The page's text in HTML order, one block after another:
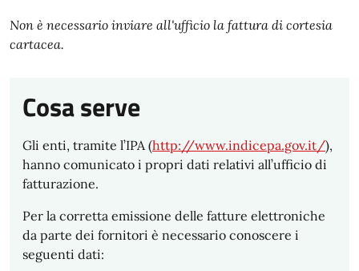
Non è necessario inviare all'ufficio la fattura di cortesia
cartacea.
Cosa serve
Gli enti, tramite l’IPA (http://www.indicepa.gov.it/),
hanno comunicato i propri dati relativi all’ufficio di
fatturazione.
Per la corretta emissione delle fatture elettroniche
da parte dei fornitori è necessario conoscere i
seguenti dati: